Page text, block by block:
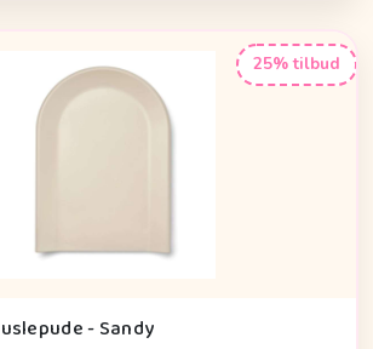
25% tilbud
- Sandy